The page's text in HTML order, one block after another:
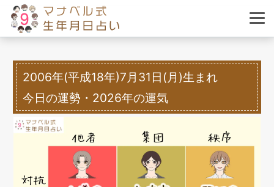
2006年(平成18年)7月31日(月)生まれ
今日の運勢・2026年の運気